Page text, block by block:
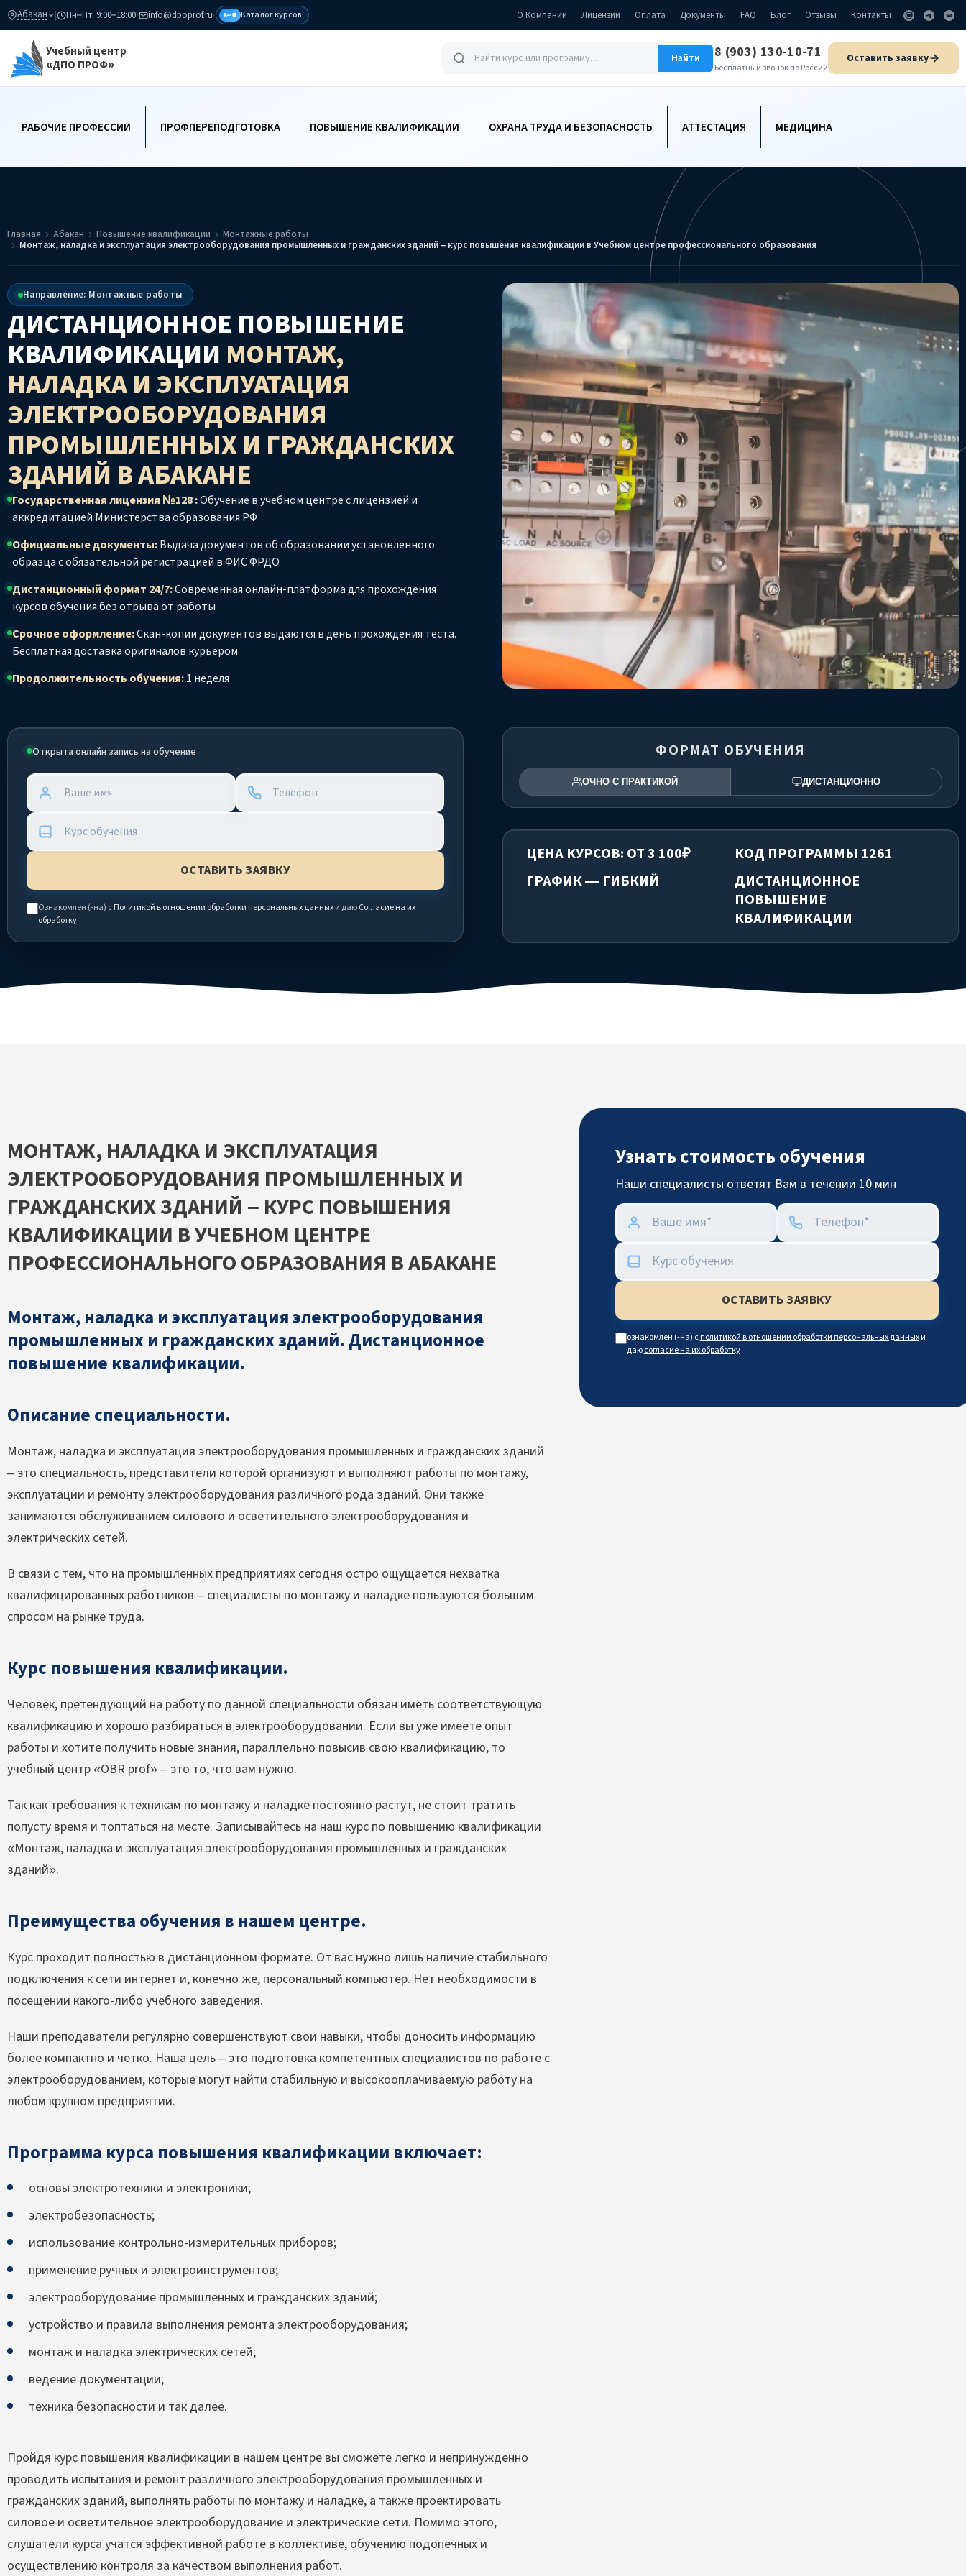
Абакан | Пн–Пт: 9:00–18:00· info@dpoprof.ru· А–Я Каталог курсов О Компании Лицензии Оплата Документы FAQ Блог Отзывы Контакты
Учебный центр
«ДПО ПРОФ»
Найти 8 (903) 130-10-71
Бесплатный звонок по России
Оставить заявку
РАБОЧИЕ ПРОФЕССИИ ПРОФПЕРЕПОДГОТОВКА ПОВЫШЕНИЕ КВАЛИФИКАЦИИ ОХРАНА ТРУДА И БЕЗОПАСНОСТЬ АТТЕСТАЦИЯ МЕДИЦИНА
Главная Абакан Повышение квалификации
Монтажные работы
Монтаж, наладка и эксплуатация электрооборудования промышленных и гражданских зданий – курс повышения квалификации в Учебном центре профессионального образования
Направление: Монтажные работы
ДИСТАНЦИОННОЕ ПОВЫШЕНИЕ
КВАЛИФИКАЦИИ МОНТАЖ,
НАЛАДКА И ЭКСПЛУАТАЦИЯ
ЭЛЕКТРООБОРУДОВАНИЯ
ПРОМЫШЛЕННЫХ И ГРАЖДАНСКИХ
ЗДАНИЙ В АБАКАНЕ
Государственная лицензия №128 :Обучение в учебном центре с лицензией и
аккредитацией Министерства образования РФ
Официальные документы:Выдача документов об образовании установленного
образца с обязательной регистрацией в ФИС ФРДО
Дистанционный формат 24/7:Современная онлайн-платформа для прохождения
курсов обучения без отрыва от работы
Срочное оформление:Скан-копии документов выдаются в день прохождения теста.
Бесплатная доставка оригиналов курьером
Продолжительность обучения:1 неделя
Открыта онлайн запись на обучение
Ознакомлен (-на) сПолитикой в отношении обработки персональных данныхи даюСогласие на их
обработку
ФОРМАТ ОБУЧЕНИЯ
ОЧНО С ПРАКТИКОЙ ДИСТАНЦИОННО
ЦЕНА КУРСОВ: ОТ 3 100₽
КОД ПРОГРАММЫ 1261
ГРАФИК — ГИБКИЙ
ДИСТАНЦИОННОЕ
ПОВЫШЕНИЕ
КВАЛИФИКАЦИИ
МОНТАЖ, НАЛАДКА И ЭКСПЛУАТАЦИЯ
ЭЛЕКТРООБОРУДОВАНИЯ ПРОМЫШЛЕННЫХ И
ГРАЖДАНСКИХ ЗДАНИЙ – КУРС ПОВЫШЕНИЯ
КВАЛИФИКАЦИИ В УЧЕБНОМ ЦЕНТРЕ
ПРОФЕССИОНАЛЬНОГО ОБРАЗОВАНИЯ В АБАКАНЕ
Монтаж, наладка и эксплуатация электрооборудования
промышленных и гражданских зданий. Дистанционное
повышение квалификации.
Описание специальности.
Монтаж, наладка и эксплуатация электрооборудования промышленных и гражданских зданий
– это специальность, представители которой организуют и выполняют работы по монтажу,
эксплуатации и ремонту электрооборудования различного рода зданий. Они также
занимаются обслуживанием силового и осветительного электрооборудования и
электрических сетей.
В связи с тем, что на промышленных предприятиях сегодня остро ощущается нехватка
квалифицированных работников – специалисты по монтажу и наладке пользуются большим
спросом на рынке труда.
Курс повышения квалификации.
Человек, претендующий на работу по данной специальности обязан иметь соответствующую
квалификацию и хорошо разбираться в электрооборудовании. Если вы уже имеете опыт
работы и хотите получить новые знания, параллельно повысив свою квалификацию, то
учебный центр «OBR prof» – это то, что вам нужно.
Так как требования к техникам по монтажу и наладке постоянно растут, не стоит тратить
попусту время и топтаться на месте. Записывайтесь на наш курс по повышению квалификации
«Монтаж, наладка и эксплуатация электрооборудования промышленных и гражданских
зданий».
Преимущества обучения в нашем центре.
Курс проходит полностью в дистанционном формате. От вас нужно лишь наличие стабильного
подключения к сети интернет и, конечно же, персональный компьютер. Нет необходимости в
посещении какого-либо учебного заведения.
Наши преподаватели регулярно совершенствуют свои навыки, чтобы доносить информацию
более компактно и четко. Наша цель – это подготовка компетентных специалистов по работе с
электрооборудованием, которые могут найти стабильную и высокооплачиваемую работу на
любом крупном предприятии.
Программа курса повышения квалификации включает:
основы электротехники и электроники;
электробезопасность;
использование контрольно-измерительных приборов;
применение ручных и электроинструментов;
электрооборудование промышленных и гражданских зданий;
устройство и правила выполнения ремонта электрооборудования;
монтаж и наладка электрических сетей;
ведение документации;
техника безопасности и так далее.
Пройдя курс повышения квалификации в нашем центре вы сможете легко и непринужденно
проводить испытания и ремонт различного электрооборудования промышленных и
гражданских зданий, выполнять работы по монтажу и наладке, а также проектировать
силовое и осветительное электрооборудование и электрические сети. Помимо этого,
слушатели курса учатся эффективной работе в коллективе, обучению подопечных и
осуществлению контроля за качеством выполнения работ.
Узнать стоимость обучения
Наши специалисты ответят Вам в течении 10 мин
ознакомлен (-на) сполитикой в отношении обработки персональных данныхи
даюсогласие на их обработку